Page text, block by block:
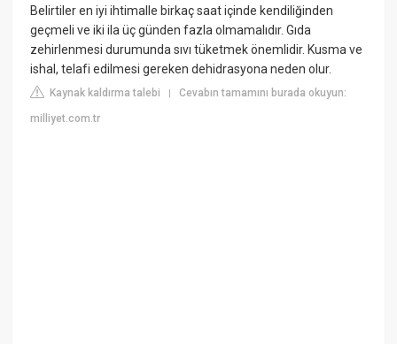
Belirtiler en iyi ihtimalle birkaç saat içinde kendiliğinden
geçmeli ve iki ila üç günden fazla olmamalıdır. Gıda
zehirlenmesi durumunda sıvı tüketmek önemlidir. Kusma ve
ishal, telafi edilmesi gereken dehidrasyona neden olur.
Kaynak kaldırma talebi |Cevabın tamamını burada okuyun:
milliyet.com.tr